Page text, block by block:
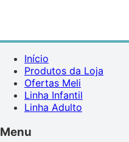
Início
Produtos da Loja
Ofertas Meli
Linha Infantil
Linha Adulto
Menu